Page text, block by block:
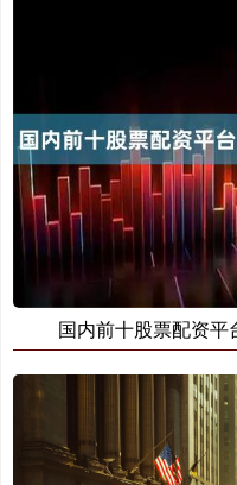
国内前十股票配资平